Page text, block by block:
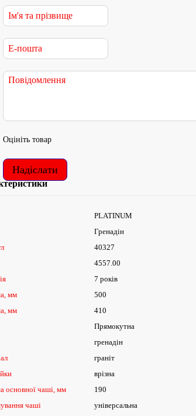
Оцініть товар
Надіслати
PLATINUM
Гренадін
40327
4557.00
7 років
мм
500
мм
410
Прямокутна
гренадін
граніт
врізна
основної чаші, мм
190
чаші
універсальна